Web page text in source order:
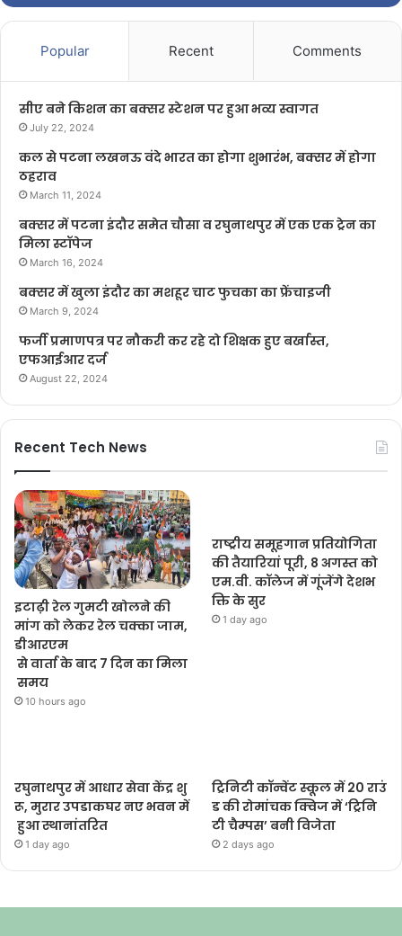
Popular Recent Comments
सीए बने किशन का बक्सर स्टेशन पर हुआ भव्य स्वागत
July 22, 2024
कल से पटना लखनऊ वंदे भारत का होगा शुभारंभ, बक्सर में होगा
ठहराव
March 11, 2024
बक्सर में पटना इंदौर समेत चौसा व रघुनाथपुर में एक एक ट्रेन का
मिला स्टॉपेज
March 16, 2024
बक्सर में खुला इंदौर का मशहूर चाट फुचका का फ्रेंचाइजी
March 9, 2024
फर्जी प्रमाणपत्र पर नौकरी कर रहे दो शिक्षक हुए बर्खास्त,
एफआईआर दर्ज
August 22, 2024
Recent Tech News
इटाढ़ी रेल गुमटी खोलने की
मांग को लेकर रेल चक्का जाम,
डीआरएम
से वार्ता के बाद 7 दिन का मिला
समय
10 hours ago
राष्ट्रीय समूहगान प्रतियोगिता
की तैयारियां पूरी, 8 अगस्त को
एम.वी. कॉलेज में गूंजेंगे देशभ
क्ति के सुर
1 day ago
रघुनाथपुर में आधार सेवा केंद्र शु
रू, मुरार उपडाकघर नए भवन में
हुआ स्थानांतरित
1 day ago
ट्रिनिटी कॉन्वेंट स्कूल में 20 राउं
ड की रोमांचक क्विज में ‘ट्रिनि
टी चैम्पस’ बनी विजेता
2 days ago